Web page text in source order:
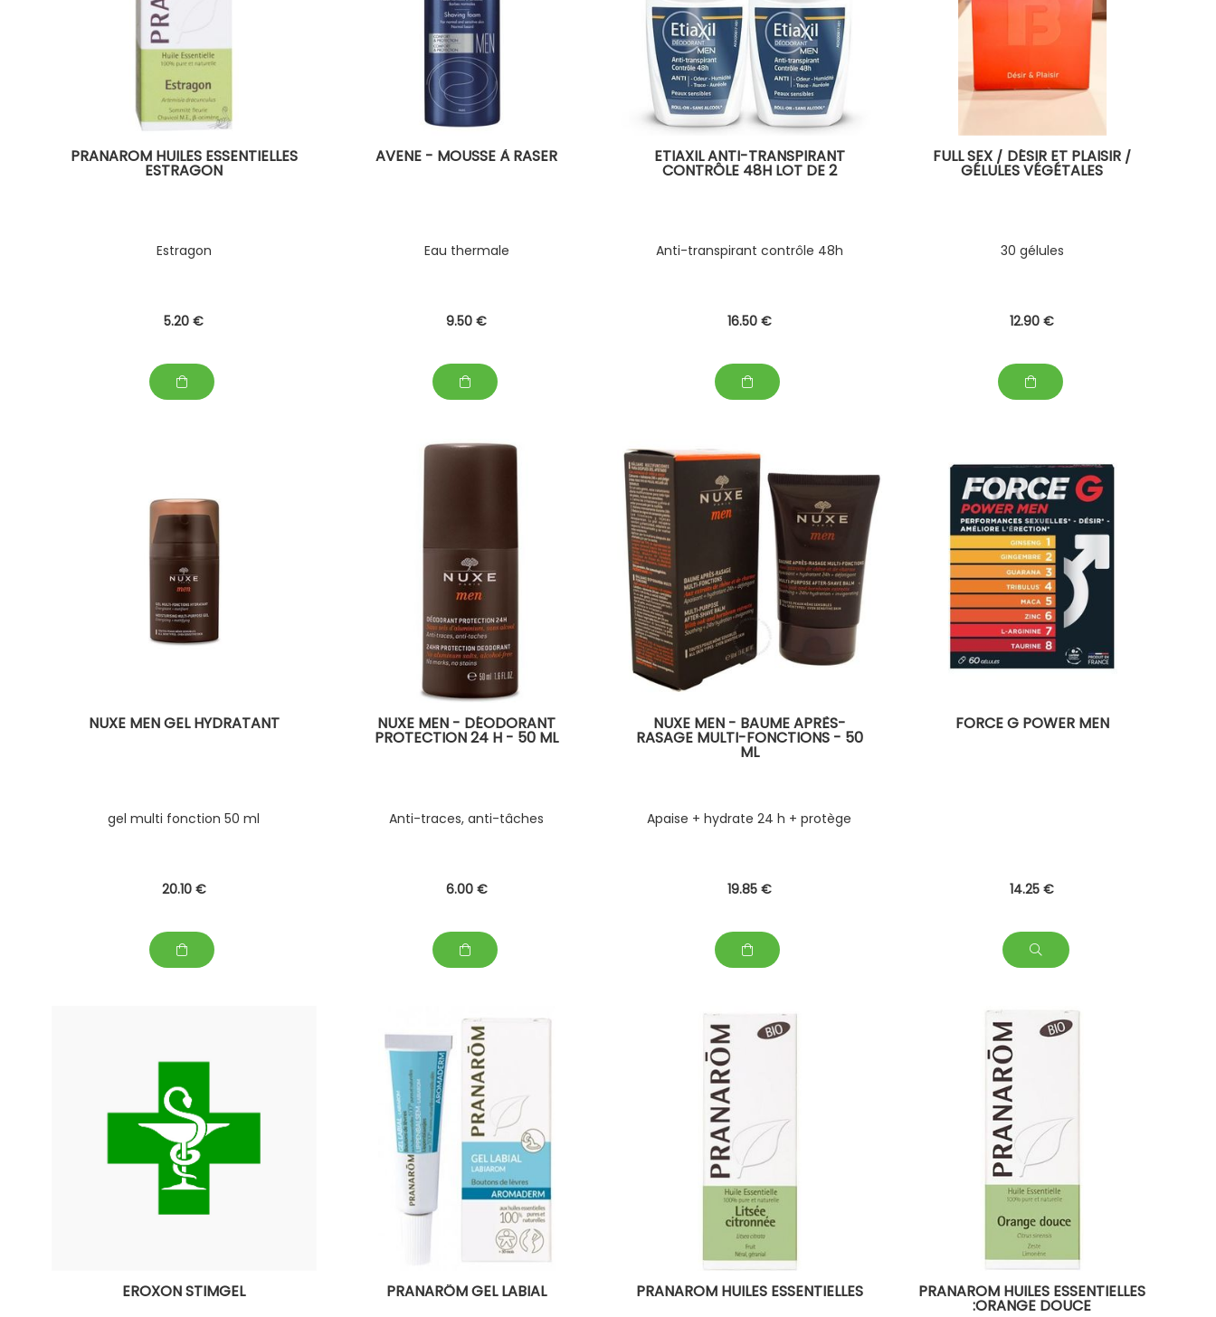
PRANAROM HUILES ESSENTIELLES
ESTRAGON
Estragon
5.20 €
AVENE - MOUSSE À RASER
Eau thermale
9.50 €
ETIAXIL ANTI-TRANSPIRANT
CONTRÔLE 48H LOT DE 2
Anti-transpirant contrôle 48h
16.50 €
FULL SEX / DÉSIR ET PLAISIR /
GÉLULES VÉGÉTALES
30 gélules
12.90 €
NUXE MEN GEL HYDRATANT
gel multi fonction 50 ml
20.10 €
NUXE MEN - DÉODORANT
PROTECTION 24 H - 50 ML
Anti-traces, anti-tâches
6.00 €
NUXE MEN - BAUME APRÈS-
RASAGE MULTI-FONCTIONS - 50
ML
Apaise + hydrate 24 h + protège
19.85 €
FORCE G POWER MEN
14.25 €
EROXON STIMGEL PRANARÔM GEL LABIAL PRANAROM HUILES ESSENTIELLES PRANAROM HUILES ESSENTIELLES
:ORANGE DOUCE